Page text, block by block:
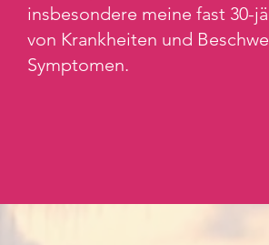
insbesondere meine fast 30-
von Krankheiten und
Symptomen.